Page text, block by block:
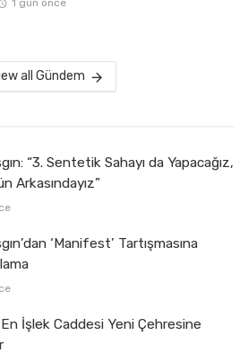
1 gün önce
all Gündem
“3. Sentetik Sahayı da Yapacağız,
Arkasındayız”
‘Manifest’ Tartışmasına
İşlek Caddesi Yeni Çehresine